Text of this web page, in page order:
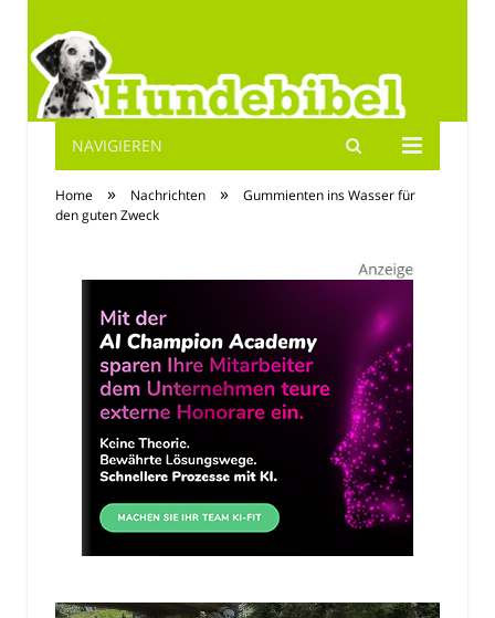
Hundebibel.de
NAVIGIEREN
Home » Nachrichten »
Gummienten ins Wasser für
den guten Zweck